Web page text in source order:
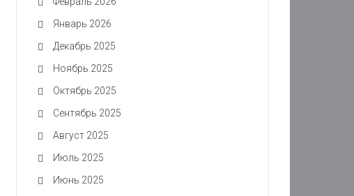
Январь 2026
Декабрь 2025
Ноябрь 2025
Октябрь 2025
Сентябрь 2025
Август 2025
Июль 2025
Июнь 2025